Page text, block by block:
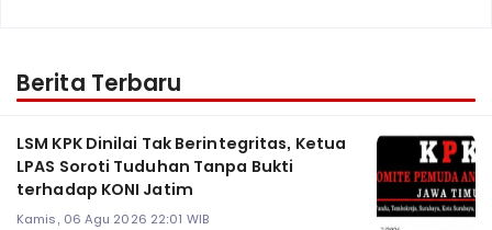
Berita Terbaru
LSM KPK Dinilai Tak Berintegritas, Ketua
LPAS Soroti Tuduhan Tanpa Bukti
terhadap KONI Jatim
Kamis, 06 Agu 2026 22:01 WIB